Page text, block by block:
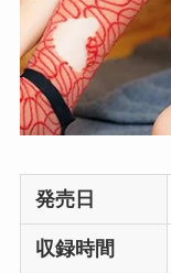
発売日
収録時間